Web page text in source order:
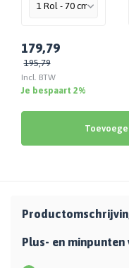
179,79
195,79
Incl. BTW
Je bespaart 2%
Plus- en